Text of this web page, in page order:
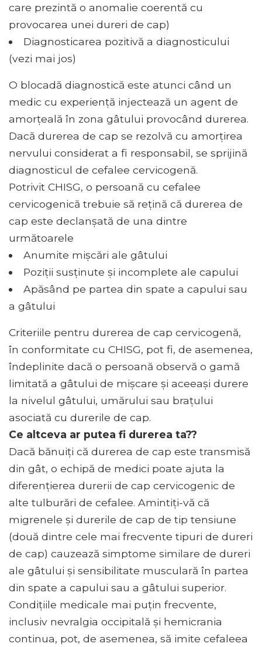
care prezintă o anomalie coerentă cu
provocarea unei dureri de cap)
Diagnosticarea pozitivă a diagnosticului
(vezi mai jos)
O blocadă diagnostică este atunci când un
medic cu experiență injectează un agent de
amorțeală în zona gâtului provocând durerea.
Dacă durerea de cap se rezolvă cu amorțirea
nervului considerat a fi responsabil, se sprijină
diagnosticul de cefalee cervicogenă.
Potrivit CHISG, o persoană cu cefalee
cervicogenică trebuie să rețină că durerea de
cap este declanșată de una dintre
următoarele
Anumite mișcări ale gâtului
Poziții susținute și incomplete ale capului
Apăsând pe partea din spate a capului sau
a gâtului
Criteriile pentru durerea de cap cervicogenă,
în conformitate cu CHISG, pot fi, de asemenea,
îndeplinite dacă o persoană observă o gamă
limitată a gâtului de mișcare și aceeași durere
la nivelul gâtului, umărului sau brațului
asociată cu durerile de cap.
Ce altceva ar putea fi durerea ta??
Dacă bănuiți că durerea de cap este transmisă
din gât, o echipă de medici poate ajuta la
diferențierea durerii de cap cervicogenic de
alte tulburări de cefalee. Amintiți-vă că
migrenele și durerile de cap de tip tensiune
(două dintre cele mai frecvente tipuri de dureri
de cap) cauzează simptome similare de dureri
ale gâtului și sensibilitate musculară în partea
din spate a capului sau a gâtului superior.
Condițiile medicale mai puțin frecvente,
inclusiv nevralgia occipitală și hemicrania
continua, pot, de asemenea, să imite cefaleea